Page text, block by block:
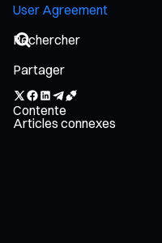
User Agreement
Partager
Contente
Articles connexes